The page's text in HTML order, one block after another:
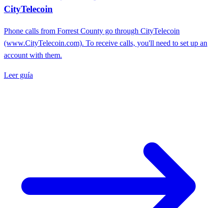
CityTelecoin
Phone calls from Forrest County go through CityTelecoin
(www.CityTelecoin.com). To receive calls, you'll need to set up an
account with them.
Leer guía